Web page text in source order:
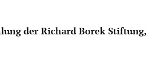
der Richard Borek